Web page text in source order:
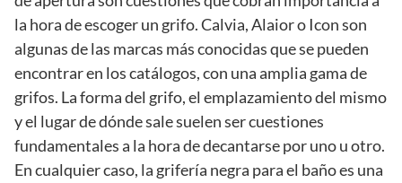
la hora de escoger un grifo. Calvia, Alaior o Icon son
algunas de las marcas más conocidas que se pueden
encontrar en los catálogos, con una amplia gama de
grifos. La forma del grifo, el emplazamiento del mismo
y el lugar de dónde sale suelen ser cuestiones
fundamentales a la hora de decantarse por uno u otro.
En cualquier caso, la grifería negra para el baño es una